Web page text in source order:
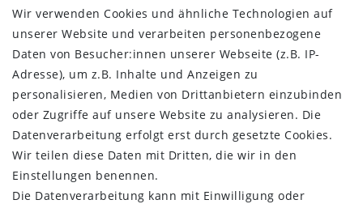
Widerrufs­recht
Impressum
Daten­schutz­erklärung
AGB
Kontakt
ZAHLUNG & VERSAND
Wir verwenden Cookies und ähnliche Technologien auf
unserer Website und verarbeiten personenbezogene
Daten von Besucher:innen unserer Webseite (z.B. IP-
Adresse), um z.B. Inhalte und Anzeigen zu
personalisieren, Medien von Drittanbietern einzubinden
oder Zugriffe auf unsere Website zu analysieren. Die
Datenverarbeitung erfolgt erst durch gesetzte Cookies.
Wir teilen diese Daten mit Dritten, die wir in den
Einstellungen benennen.
Die Datenverarbeitung kann mit Einwilligung oder